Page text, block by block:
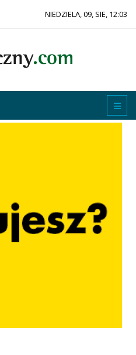
NIEDZIELA, 09, SIE, 12:03